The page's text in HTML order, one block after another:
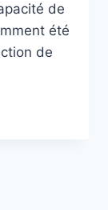
de
été
de